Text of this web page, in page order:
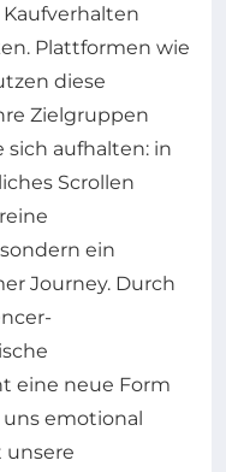
Plattformen wie
diese
Zielgruppen
sich aufhalten: in
Scrollen
ein
Journey. Durch
eine neue Form
emotional
unsere